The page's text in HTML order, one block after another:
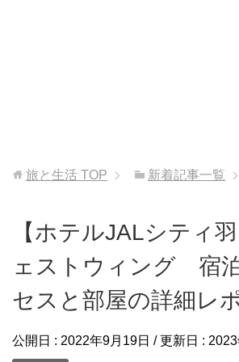
旅と生活 TOP 新着記事一覧
【ホテルJALシティ
ェストウィング 宿
セスと部屋の詳細レ
公開日 : 2022年9月19日 / 更新日 :